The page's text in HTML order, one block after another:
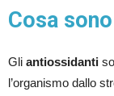
Cosa
Gli antiossidanti
l’organismo dallo